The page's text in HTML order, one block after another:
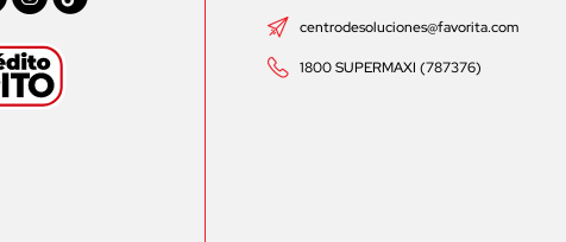
centrodesoluciones@favorita.com
1800 SUPERMAXI (787376)